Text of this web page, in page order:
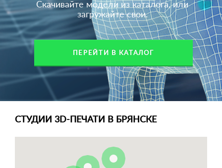
Скачивайте модели из каталога, или
загружайте свои.
ПЕРЕЙТИ В КАТАЛОГ
СТУДИИ 3D-ПЕЧАТИ В БРЯНСКЕ